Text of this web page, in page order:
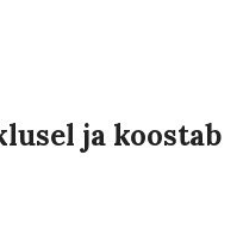
ja koostab